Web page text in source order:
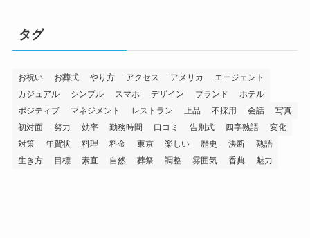
タグ
お祝い お葬式 やり方 アクセス アメリカ
エージェント
カジュアル
シンプル スマホ デザイン ブランド
ホテル
ポジティブ
マネジメント レストラン 上品 不採用 会話
写真
初対面
努力 効率 勤務時間 口コミ 告別式 四字熟語
変化
対策
年賀状 料理 料金 東京 楽しい 歴史 決断
熟語
生き方
目標 素直 自然 葬祭 調整 雰囲気 香典 魅力